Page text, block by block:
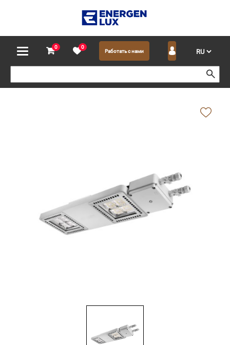
0 0
Работать с нами